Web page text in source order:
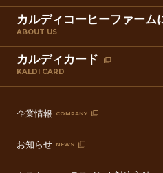
カルディコーヒーファーム
ABOUT US
カルディカード
KALDI CARD
企業情報 COMPANY
お知らせ NEWS